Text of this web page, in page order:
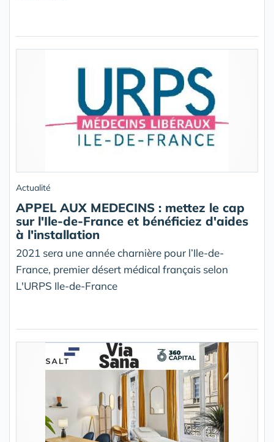
Actualité
APPEL AUX MEDECINS : mettez le cap
sur l'Ile-de-France et bénéficiez d'aides
à l'installation
2021 sera une année charnière pour l’Ile-de-
France, premier désert médical français selon
L'URPS Ile-de-France